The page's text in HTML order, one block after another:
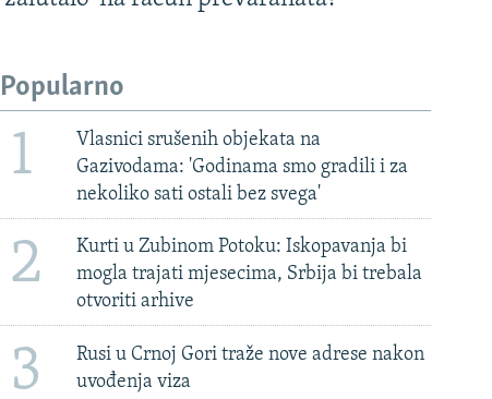
Popularno
1
Vlasnici srušenih objekata na
Gazivodama: 'Godinama smo gradili i za
nekoliko sati ostali bez svega'
2
Kurti u Zubinom Potoku: Iskopavanja bi
mogla trajati mjesecima, Srbija bi trebala
otvoriti arhive
3
Rusi u Crnoj Gori traže nove adrese nakon
uvođenja viza